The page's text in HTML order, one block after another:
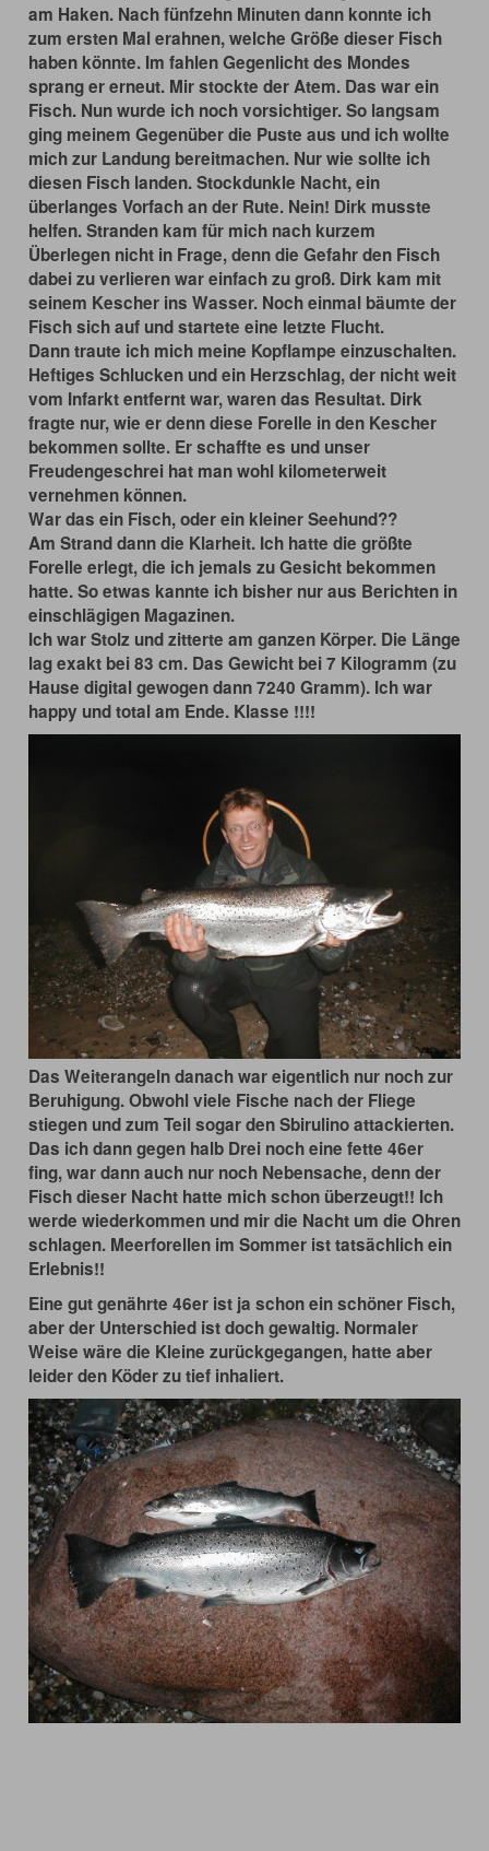
am Haken. Nach fünfzehn Minuten dann konnte ich
zum ersten Mal erahnen, welche Größe dieser Fisch
haben könnte. Im fahlen Gegenlicht des Mondes
sprang er erneut. Mir stockte der Atem. Das war ein
Fisch. Nun wurde ich noch vorsichtiger. So langsam
ging meinem Gegenüber die Puste aus und ich wollte
mich zur Landung bereitmachen. Nur wie sollte ich
diesen Fisch landen. Stockdunkle Nacht, ein
überlanges Vorfach an der Rute. Nein! Dirk musste
helfen. Stranden kam für mich nach kurzem
Überlegen nicht in Frage, denn die Gefahr den Fisch
dabei zu verlieren war einfach zu groß. Dirk kam mit
seinem Kescher ins Wasser. Noch einmal bäumte der
Fisch sich auf und startete eine letzte Flucht.
Dann traute ich mich meine Kopflampe einzuschalten.
Heftiges Schlucken und ein Herzschlag, der nicht weit
vom Infarkt entfernt war, waren das Resultat. Dirk
fragte nur, wie er denn diese Forelle in den Kescher
bekommen sollte. Er schaffte es und unser
Freudengeschrei hat man wohl kilometerweit
vernehmen können.
War das ein Fisch, oder ein kleiner Seehund??
Am Strand dann die Klarheit. Ich hatte die größte
Forelle erlegt, die ich jemals zu Gesicht bekommen
hatte. So etwas kannte ich bisher nur aus Berichten in
einschlägigen Magazinen.
Ich war Stolz und zitterte am ganzen Körper. Die Länge
lag exakt bei 83 cm. Das Gewicht bei 7 Kilogramm (zu
Hause digital gewogen dann 7240 Gramm). Ich war
happy und total am Ende. Klasse !!!!
Das Weiterangeln danach war eigentlich nur noch zur
Beruhigung. Obwohl viele Fische nach der Fliege
stiegen und zum Teil sogar den Sbirulino attackierten.
Das ich dann gegen halb Drei noch eine fette 46er
fing, war dann auch nur noch Nebensache, denn der
Fisch dieser Nacht hatte mich schon überzeugt!! Ich
werde wiederkommen und mir die Nacht um die Ohren
schlagen. Meerforellen im Sommer ist tatsächlich ein
Erlebnis!!
Eine gut genährte 46er ist ja schon ein schöner Fisch,
aber der Unterschied ist doch gewaltig. Normaler
Weise wäre die Kleine zurückgegangen, hatte aber
leider den Köder zu tief inhaliert.